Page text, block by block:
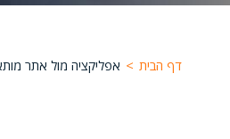
דף הבית > אפליקציה מול אתר